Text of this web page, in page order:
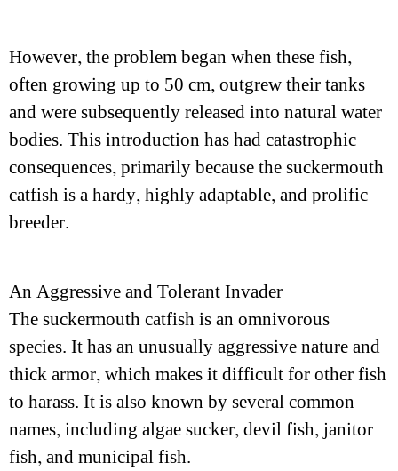
However, the problem began when these fish,
often growing up to 50 cm, outgrew their tanks
and were subsequently released into natural water
bodies. This introduction has had catastrophic
consequences, primarily because the suckermouth
catfish is a hardy, highly adaptable, and prolific
breeder.
An Aggressive and Tolerant Invader
The suckermouth catfish is an omnivorous
species. It has an unusually aggressive nature and
thick armor, which makes it difficult for other fish
to harass. It is also known by several common
names, including algae sucker, devil fish, janitor
fish, and municipal fish.